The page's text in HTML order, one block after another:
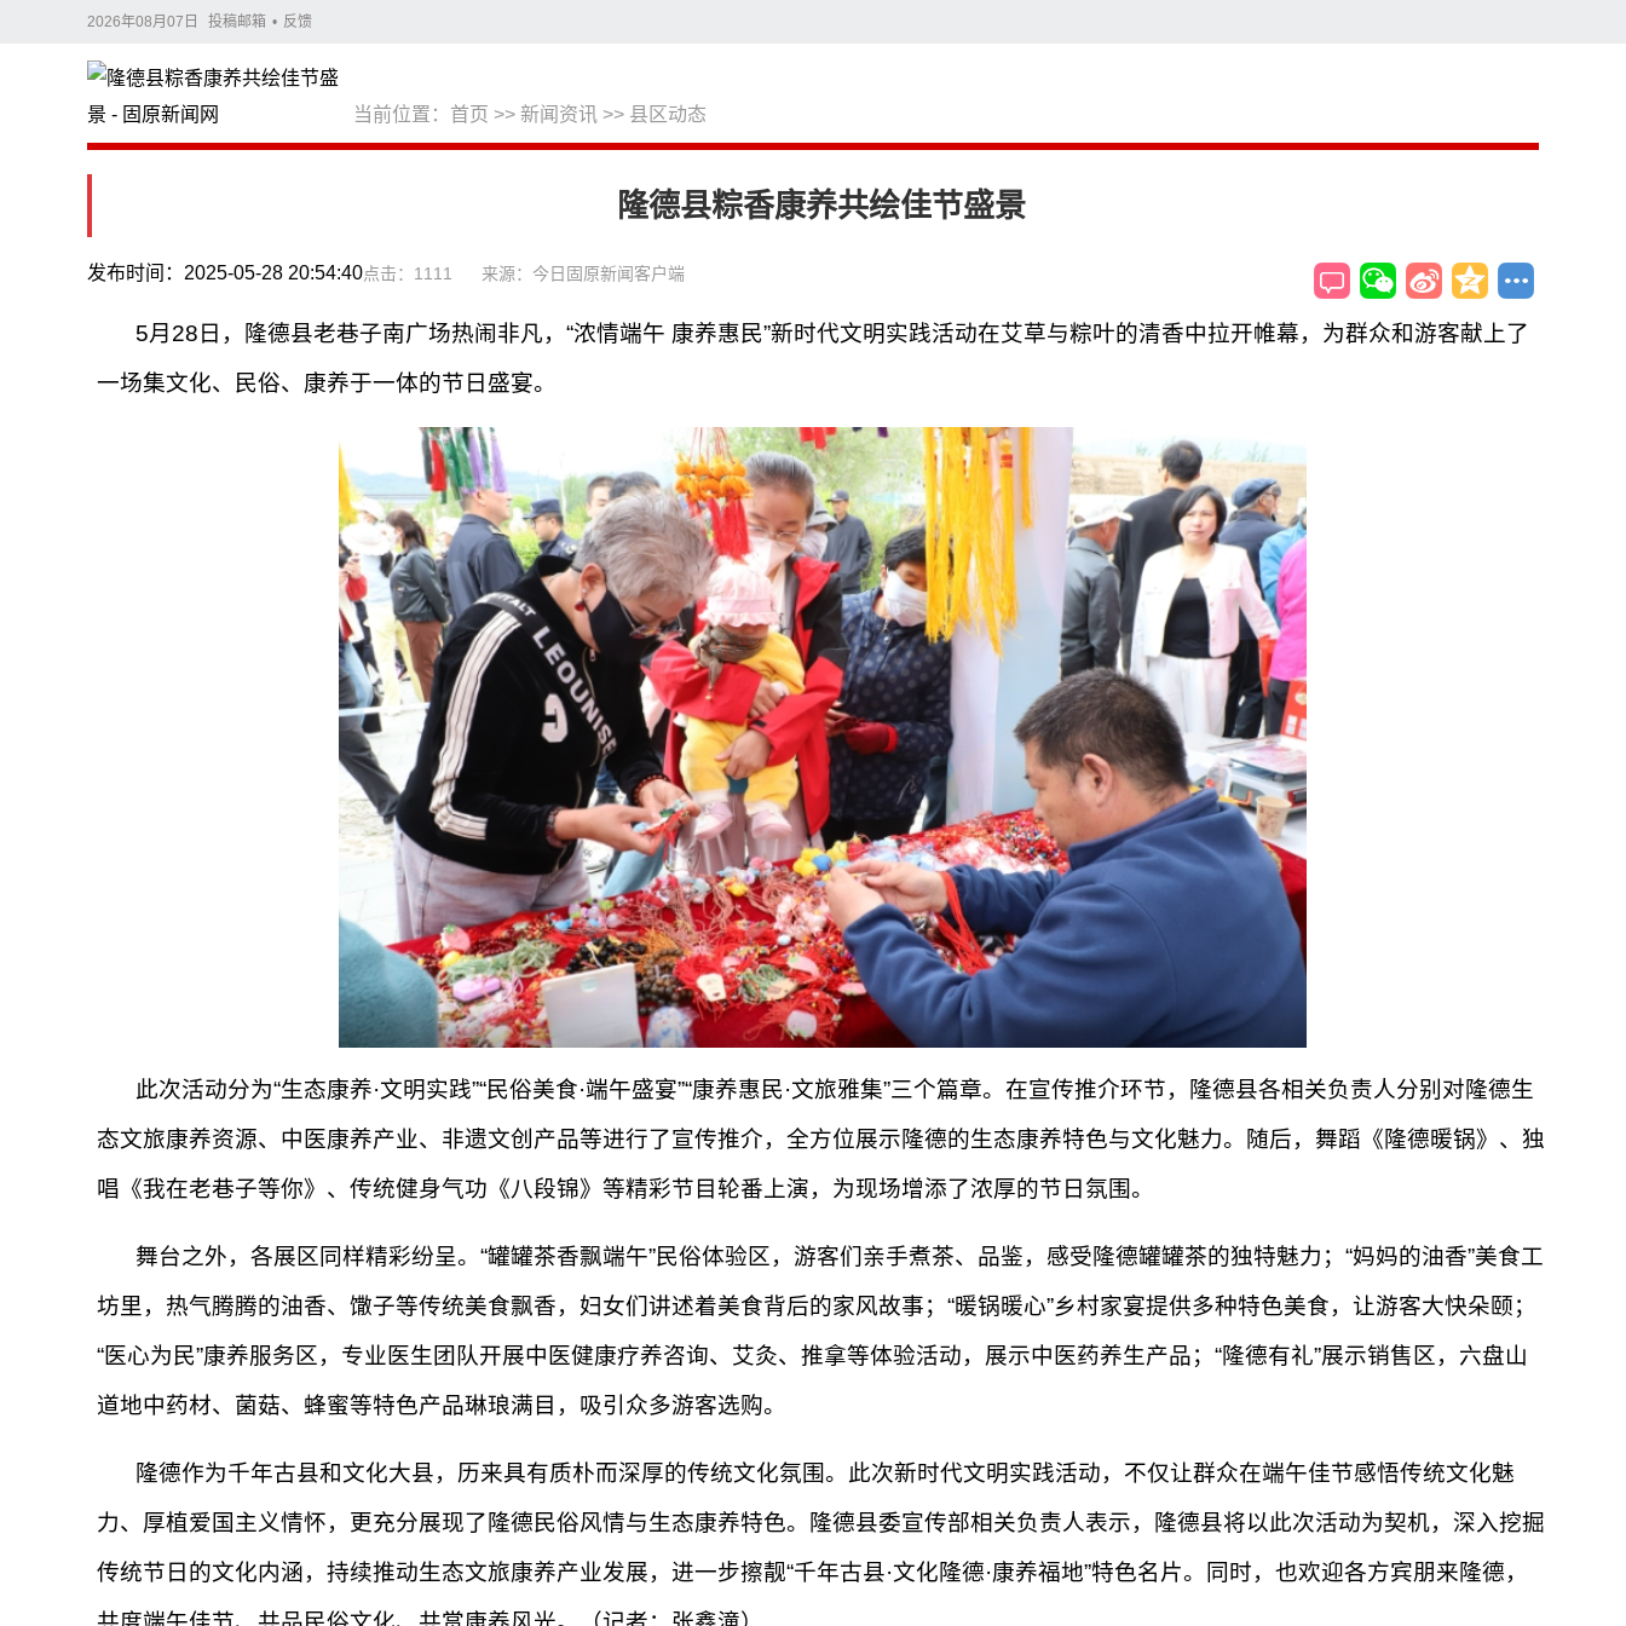
2026年08月07日 投稿邮箱 • 反馈
当前位置： 首页 >> 新闻资讯 >> 县区动态
搜索
搜索
隆德县粽香康养共绘佳节盛景
点击：1111
发布时间：2025-05-28 20:54:40 来源：今日固原新闻客户端
​5月28日，隆德县老巷子南广场热闹非凡，“浓情端午 康养惠民”新时代文明实践活动在艾草与粽叶的清香中拉开帷幕，为群众和游客献上了
一场集文化、民俗、康养于一体的节日盛宴。
此次活动分为“生态康养·文明实践”“民俗美食·端午盛宴”“康养惠民·文旅雅集”三个篇章。在宣传推介环节，隆德县各相关负责人分别对隆德生
态文旅康养资源、中医康养产业、非遗文创产品等进行了宣传推介，全方位展示隆德的生态康养特色与文化魅力。随后，舞蹈《隆德暖锅》、独
唱《我在老巷子等你》、传统健身气功《八段锦》等精彩节目轮番上演，为现场增添了浓厚的节日氛围。
舞台之外，各展区同样精彩纷呈。“罐罐茶香飘端午”民俗体验区，游客们亲手煮茶、品鉴，感受隆德罐罐茶的独特魅力；“妈妈的油香”美食工
坊里，热气腾腾的油香、馓子等传统美食飘香，妇女们讲述着美食背后的家风故事；“暖锅暖心”乡村家宴提供多种特色美食，让游客大快朵颐；
“医心为民”康养服务区，专业医生团队开展中医健康疗养咨询、艾灸、推拿等体验活动，展示中医药养生产品；“隆德有礼”展示销售区，六盘山
道地中药材、菌菇、蜂蜜等特色产品琳琅满目，吸引众多游客选购。
隆德作为千年古县和文化大县，历来具有质朴而深厚的传统文化氛围。此次新时代文明实践活动，不仅让群众在端午佳节感悟传统文化魅
力、厚植爱国主义情怀，更充分展现了隆德民俗风情与生态康养特色。隆德县委宣传部相关负责人表示，隆德县将以此次活动为契机，深入挖掘
传统节日的文化内涵，持续推动生态文旅康养产业发展，进一步擦靓“千年古县·文化隆德·康养福地”特色名片。同时，也欢迎各方宾朋来隆德，